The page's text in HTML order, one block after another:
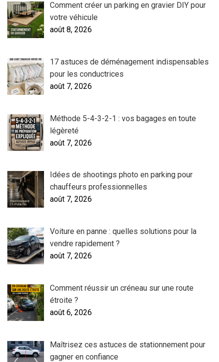
Comment créer un parking en gravier DIY pour
votre véhicule
août 8, 2026
17 astuces de déménagement indispensables
pour les conductrices
août 7, 2026
Méthode 5-4-3-2-1 : vos bagages en toute
légèreté
août 7, 2026
Idées de shootings photo en parking pour
chauffeurs professionnelles
août 7, 2026
Voiture en panne : quelles solutions pour la
vendre rapidement ?
août 7, 2026
Comment réussir un créneau sur une route
étroite ?
août 6, 2026
Maîtrisez ces astuces de stationnement pour
gagner en confiance